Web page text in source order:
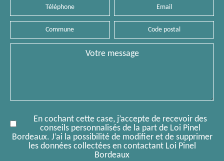
Téléphone
Commune
postal
En cochant cette case, j’accepte de recevoir des
conseils personnalisés de la part de Loi Pinel
Bordeaux. J’ai la possibilité de modifier et de supprimer
les données collectées en contactant Loi Pinel
Bordeaux